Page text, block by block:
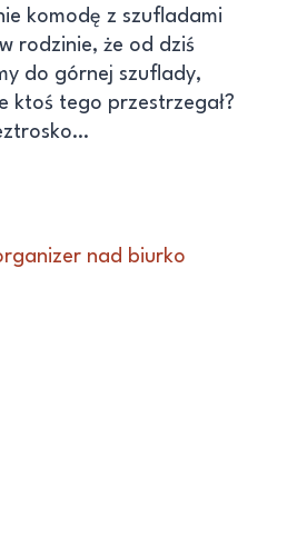
komodę z szufladami
rodzinie, że od dziś
do górnej szuflady,
ktoś tego przestrzegał?